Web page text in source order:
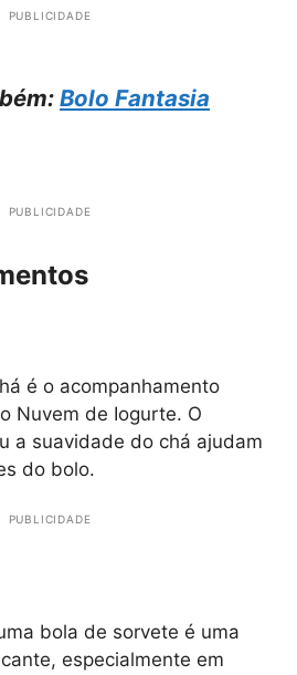
PUBLICIDADE
Bolo Fantasia
PUBLICIDADE
é o acompanhamento
Nuvem de Iogurte. O
a suavidade do chá ajudam
do bolo.
PUBLICIDADE
bola de sorvete é uma
especialmente em